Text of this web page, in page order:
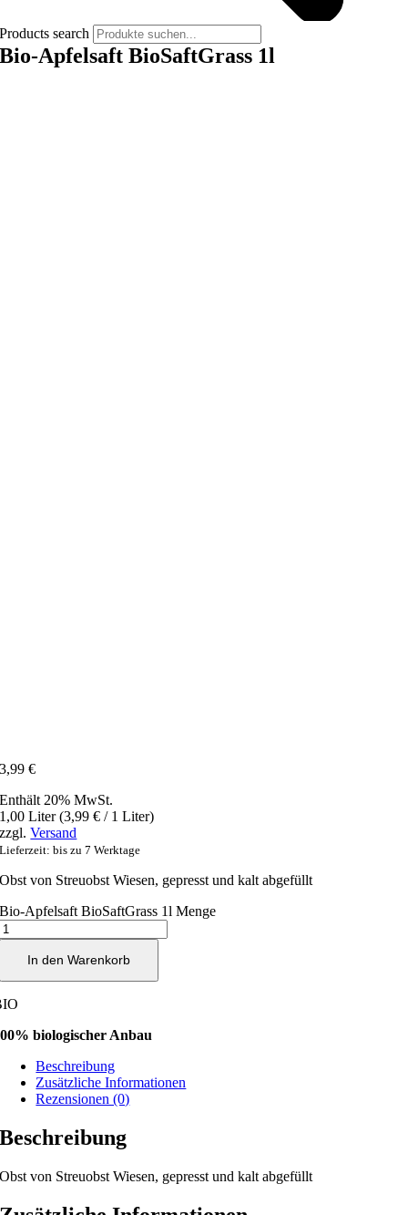
Products search
Bio-Apfelsaft BioSaftGrass 1l
3,99€
Enthält 20% MwSt.
1,00 Liter (3,99€ / 1 Liter)
zzgl.Versand
Lieferzeit: bis zu 7 Werktage
Obst von Streuobst Wiesen, gepresst und kalt abgefüllt
Bio-Apfelsaft BioSaftGrass 1l Menge
In den Warenkorb
biologischer Anbau
Beschreibung
Zusätzliche Informationen
Rezensionen (0)
Beschreibung
Obst von Streuobst Wiesen, gepresst und kalt abgefüllt